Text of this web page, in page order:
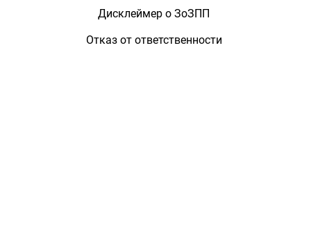
Дисклеймер о ЗоЗПП
Отказ от ответственности